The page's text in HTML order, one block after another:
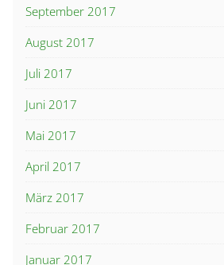
September 2017
August 2017
Juli 2017
Juni 2017
Mai 2017
April 2017
März 2017
Februar 2017
Januar 2017